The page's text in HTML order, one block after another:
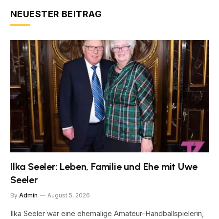
NEUESTER BEITRAG
Ilka Seeler: Leben, Familie und Ehe mit Uwe
Seeler
By Admin August 5, 2026
Ilka Seeler war eine ehemalige Amateur-Handballspielerin,